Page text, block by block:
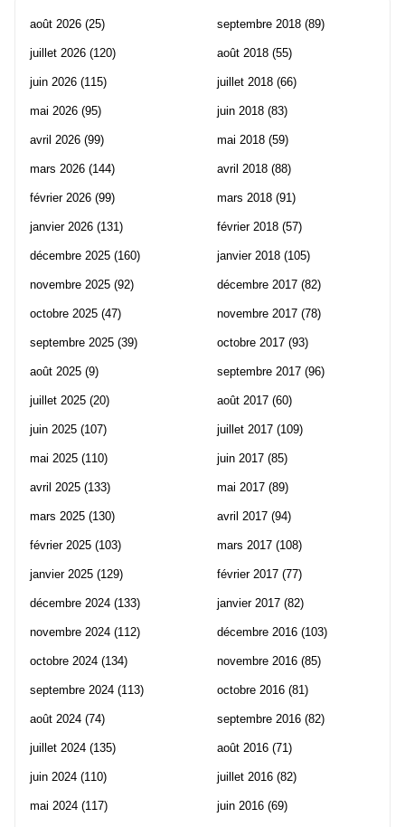
août 2026 (25)
juillet 2026 (120)
juin 2026 (115)
mai 2026 (95)
avril 2026 (99)
mars 2026 (144)
février 2026 (99)
janvier 2026 (131)
décembre 2025 (160)
novembre 2025 (92)
octobre 2025 (47)
septembre 2025 (39)
août 2025 (9)
juillet 2025 (20)
juin 2025 (107)
mai 2025 (110)
avril 2025 (133)
mars 2025 (130)
février 2025 (103)
janvier 2025 (129)
décembre 2024 (133)
novembre 2024 (112)
octobre 2024 (134)
septembre 2024 (113)
août 2024 (74)
juillet 2024 (135)
juin 2024 (110)
mai 2024 (117)
septembre 2018 (89)
août 2018 (55)
juillet 2018 (66)
juin 2018 (83)
mai 2018 (59)
avril 2018 (88)
mars 2018 (91)
février 2018 (57)
janvier 2018 (105)
décembre 2017 (82)
novembre 2017 (78)
octobre 2017 (93)
septembre 2017 (96)
août 2017 (60)
juillet 2017 (109)
juin 2017 (85)
mai 2017 (89)
avril 2017 (94)
mars 2017 (108)
février 2017 (77)
janvier 2017 (82)
décembre 2016 (103)
novembre 2016 (85)
octobre 2016 (81)
septembre 2016 (82)
août 2016 (71)
juillet 2016 (82)
juin 2016 (69)